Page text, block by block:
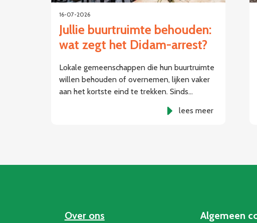
16-07-2026
Jullie buurtruimte behouden:
wat zegt het Didam-arrest?
Lokale gemeenschappen die hun buurtruimte
willen behouden of overnemen, lijken vaker
aan het kortste eind te trekken. Sinds…
lees meer
Over ons Algemeen